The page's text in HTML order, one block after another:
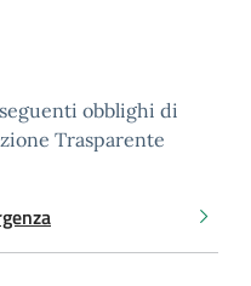
obblighi di
Trasparente